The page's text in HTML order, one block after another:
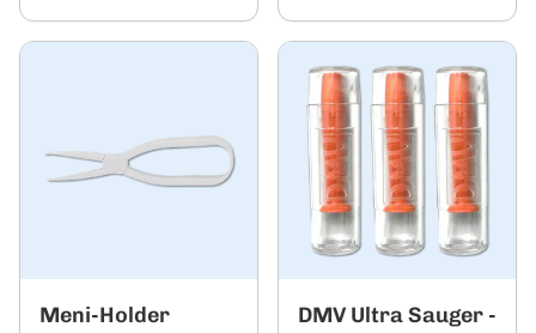
Meni-Holder
DMV Ultra Sauger -